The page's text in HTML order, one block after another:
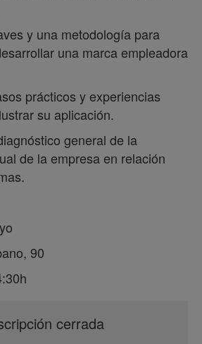
y una metodología para
una marca empleadora
prácticos y experiencias
su aplicación.
general de la
de la empresa en relación
90
cerrada